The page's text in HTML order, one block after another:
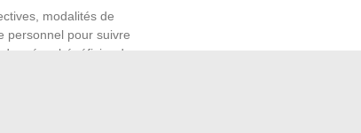
modalités de
personnel pour suivre
bénéficier de